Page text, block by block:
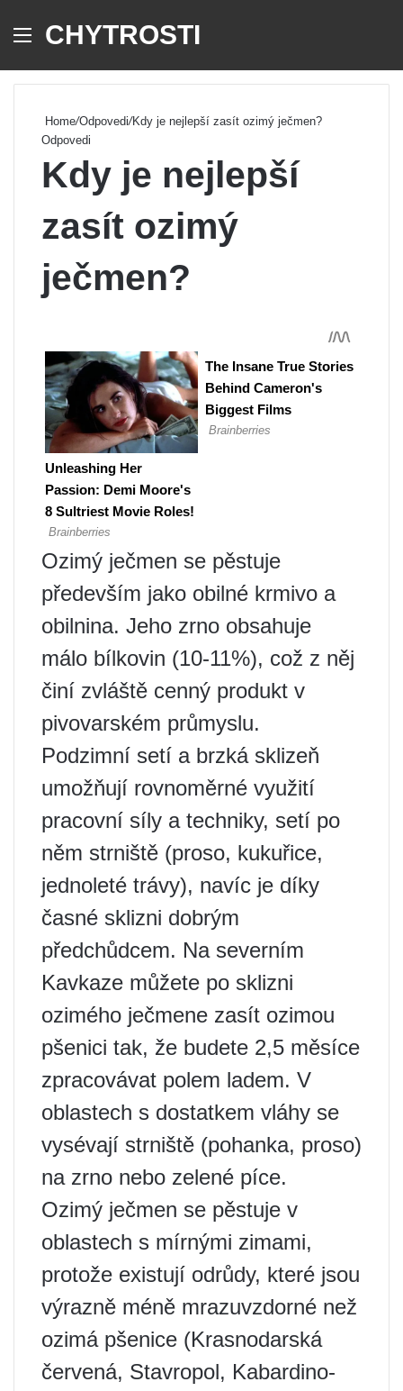
Menu
CHYTROSTI
Home/Odpovedi/Kdy je nejlepší zasít ozimý ječmen?
Odpovedi
Kdy je nejlepší
zasít ozimý
ječmen?
Ozimý ječmen se pěstuje
především jako obilné krmivo a
obilnina. Jeho zrno obsahuje
málo bílkovin (10-11%), což z něj
činí zvláště cenný produkt v
pivovarském průmyslu.
Podzimní setí a brzká sklizeň
umožňují rovnoměrné využití
pracovní síly a techniky, setí po
něm strniště (proso, kukuřice,
jednoleté trávy), navíc je díky
časné sklizni dobrým
předchůdcem. Na severním
Kavkaze můžete po sklizni
ozimého ječmene zasít ozimou
pšenici tak, že budete 2,5 měsíce
zpracovávat polem ladem. V
oblastech s dostatkem vláhy se
vysévají strniště (pohanka, proso)
na zrno nebo zelené píce.
Ozimý ječmen se pěstuje v
oblastech s mírnými zimami,
protože existují odrůdy, které jsou
výrazně méně mrazuvzdorné než
ozimá pšenice (Krasnodarská
červená, Stavropol, Kabardino-